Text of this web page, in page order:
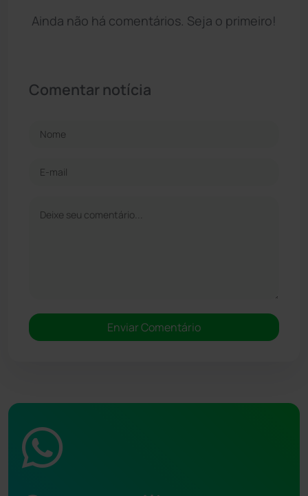
Ainda não há comentários. Seja o primeiro!
Comentar notícia